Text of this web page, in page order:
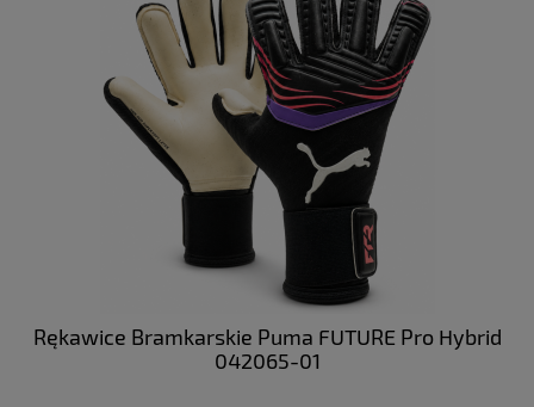
Rękawice Bramkarskie Puma FUTURE Pro Hybrid
042065-01